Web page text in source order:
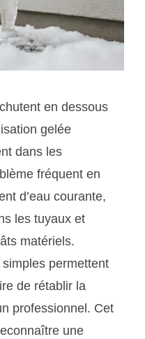
en dessous
gelée
dans les
fréquent en
d’eau courante,
les tuyaux et
matériels.
permettent
de rétablir la
professionnel. Cet
une